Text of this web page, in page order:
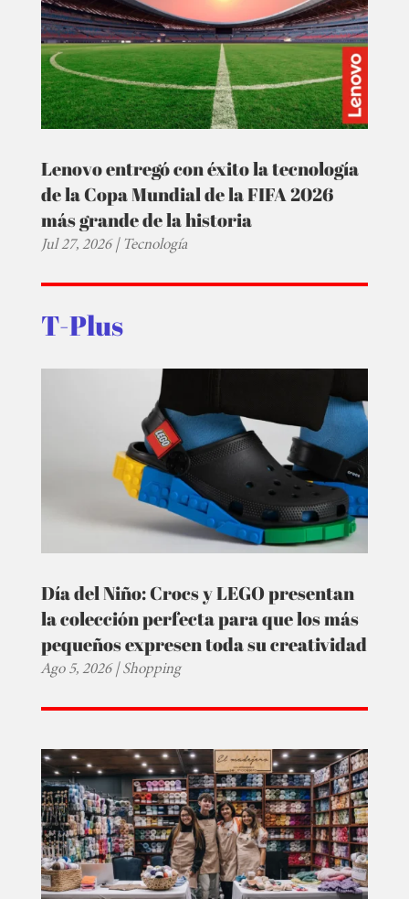
Lenovo entregó con éxito la tecnología
de la Copa Mundial de la FIFA 2026
más grande de la historia
Jul 27, 2026|Tecnología
T-Plus
Día del Niño: Crocs y LEGO presentan
la colección perfecta para que los más
pequeños expresen toda su creatividad
Ago 5, 2026|Shopping